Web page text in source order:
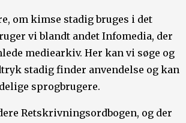
om kimse stadig bruges i det
vi blandt andet Infomedia, der
mediearkiv. Her kan vi søge og
stadig finder anvendelse og kan
sprogbrugere.
Retskrivningsordbogen, og der